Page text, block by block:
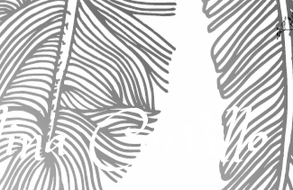
Corvillo